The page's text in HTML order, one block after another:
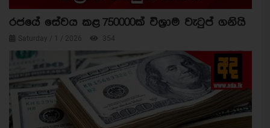
රජයේ සේවය කළ 750000ක් විශ්‍රාම වැටුප් ගනියි
Saturday / 1 / 2026 354